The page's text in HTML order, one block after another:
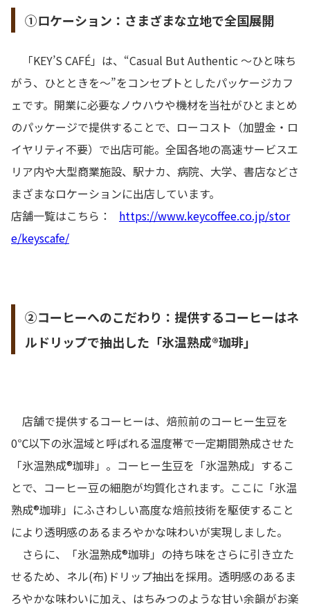
①ロケーション：さまざまな立地で全国展開
「KEY’S CAFÉ」は、“Casual But Authentic ～ひと味ち
がう、ひとときを～”をコンセプトとしたパッケージカフ
ェです。開業に必要なノウハウや機材を当社がひとまとめ
のパッケージで提供することで、ローコスト（加盟金・ロ
イヤリティ不要）で出店可能。全国各地の高速サービスエ
リア内や大型商業施設、駅ナカ、病院、大学、書店などさ
まざまなロケーションに出店しています。
店舗一覧はこちら： https://www.keycoffee.co.jp/stor
e/keyscafe/
②コーヒーへのこだわり：提供するコーヒーはネ
ルドリップで抽出した「氷温熟成®珈琲」
店舗で提供するコーヒーは、焙煎前のコーヒー生豆を
0℃以下の氷温域と呼ばれる温度帯で一定期間熟成させた
「氷温熟成®珈琲」。コーヒー生豆を「氷温熟成」するこ
とで、コーヒー豆の細胞が均質化されます。ここに「氷温
熟成®珈琲」にふさわしい高度な焙煎技術を駆使すること
により透明感のあるまろやかな味わいが実現しました。
さらに、「氷温熟成®珈琲」の持ち味をさらに引き立た
せるため、ネル(布)ドリップ抽出を採用。透明感のあるま
ろやかな味わいに加え、はちみつのような甘い余韻がお楽